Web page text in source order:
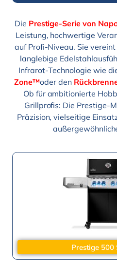
Die Prestige-Serie von
Leistung, hochwertige
auf Profi-Niveau. Sie
langlebige
Infrarot-Technologie wie
Zone™oder den
Ob für ambitionierte
Grillprofis: Die Prestige-
Präzision, vielseitige
Prestige 500